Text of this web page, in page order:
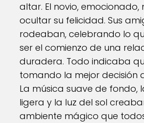
altar. El novio,
ocultar su felicidad. Sus
rodeaban, celebrando lo
ser el comienzo de una
duradera. Todo indicaba
tomando la mejor decisión
La música suave de fondo,
ligera y la luz del sol
ambiente mágico que